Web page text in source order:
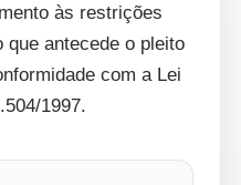
às restrições
antecede o pleito
com a Lei
1997.